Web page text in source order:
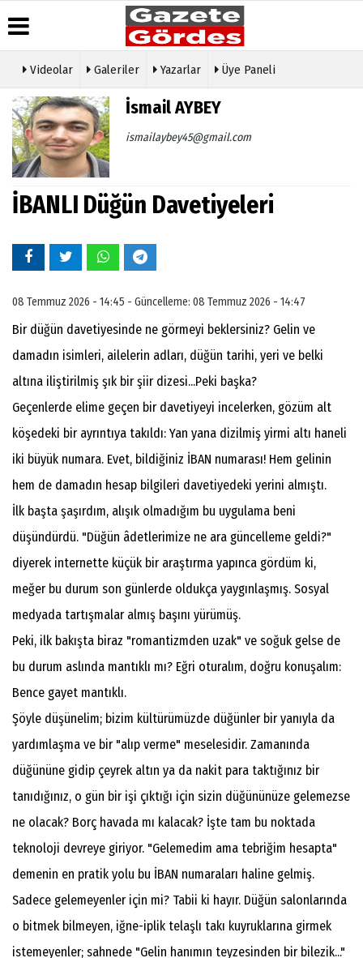
Üye Paneli
Haber
Arşivi
Gazete
Arşivi
Günün
Haberleri
Hava
Durumu
Gazete
Biyografiler
Köşe
Yazarları
Video
Etkinlikler
Videolar Galeriler Yazarlar Üye Paneli
İsmail AYBEY
ismailaybey45@gmail.com
İBANLI Düğün Davetiyeleri
08 Temmuz 2026 - 14:45 - Güncelleme: 08 Temmuz 2026 - 14:47
Bir düğün davetiyesinde ne görmeyi beklersiniz? Gelin ve
damadın isimleri, ailelerin adları, düğün tarihi, yeri ve belki
altına iliştirilmiş şık bir şiir dizesi...Peki başka?
Geçenlerde elime geçen bir davetiyeyi incelerken, gözüm alt
köşedeki bir ayrıntıya takıldı: Yan yana dizilmiş yirmi altı haneli
iki büyük numara. Evet, bildiğiniz İBAN numarası! Hem gelinin
hem de damadın hesap bilgileri davetiyedeki yerini almıştı.
İlk başta şaşırdım, alışık olmadığım bu uygulama beni
düşündürdü. "Düğün âdetlerimize ne ara güncelleme geldi?"
diyerek internette küçük bir araştırma yapınca gördüm ki,
meğer bu durum son günlerde oldukça yaygınlaşmış. Sosyal
medyada tartışmalar almış başını yürümüş.
Peki, ilk bakışta biraz "romantizmden uzak" ve soğuk gelse de
bu durum aslında mantıklı mı? Eğri oturalım, doğru konuşalım:
Bence gayet mantıklı.
Şöyle düşünelim; bizim kültürümüzde düğünler bir yanıyla da
yardımlaşma ve bir "alıp verme" meselesidir. Zamanında
düğününe gidip çeyrek altın ya da nakit para taktığınız bir
tanıdığınız, o gün bir işi çıktığı için sizin düğününüze gelemezse
ne olacak? Borç havada mı kalacak? İşte tam bu noktada
teknoloji devreye giriyor. "Gelemedim ama tebriğim hesapta"
demenin en pratik yolu bu İBAN numaraları haline gelmiş.
Sadece gelemeyenler için mi? Tabii ki hayır. Düğün salonlarında
o bitmek bilmeyen, iğne-iplik telaşlı takı kuyruklarına girmek
istemeyenler; sahnede "Gelin hanımın teyzesinden bir bilezik..."